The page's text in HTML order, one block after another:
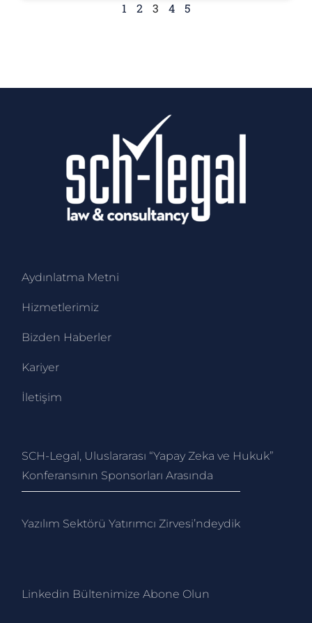
1 2 3 4 5
Aydınlatma Metni
Hizmetlerimiz
Bizden Haberler
Kariyer
İletişim
SCH-Legal, Uluslararası “Yapay Zeka ve Hukuk”
Konferansının Sponsorları Arasında
Yazılım Sektörü Yatırımcı Zirvesi’ndeydik
Linkedin Bültenimize Abone Olun